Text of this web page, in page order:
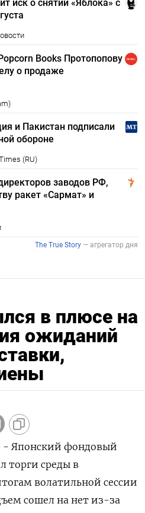
в плюсе на
ожиданий
- Японский фондовый
торги среды в
волатильной сессии
сошел на нет из-за